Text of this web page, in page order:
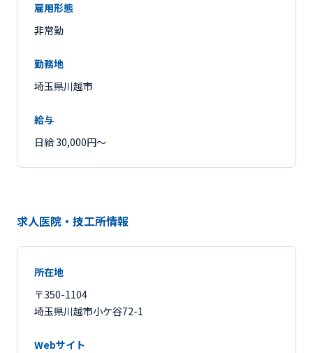
雇用形態
非常勤
勤務地
埼玉県川越市
給与
日給 30,000円〜
求人医院・技工所情報
所在地
〒350-1104
埼玉県川越市小ケ谷72-1
Webサイト